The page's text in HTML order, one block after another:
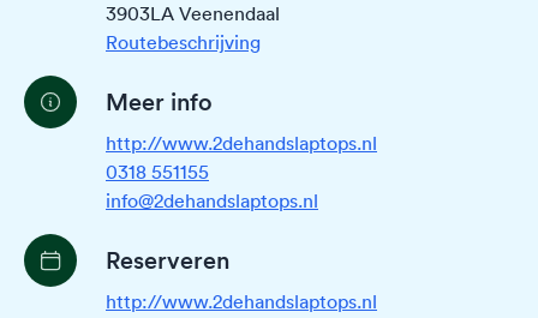
3903LA Veenendaal
Routebeschrijving
Meer info
http://www.2dehandslaptops.nl
0318 551155
info@2dehandslaptops.nl
Reserveren
http://www.2dehandslaptops.nl